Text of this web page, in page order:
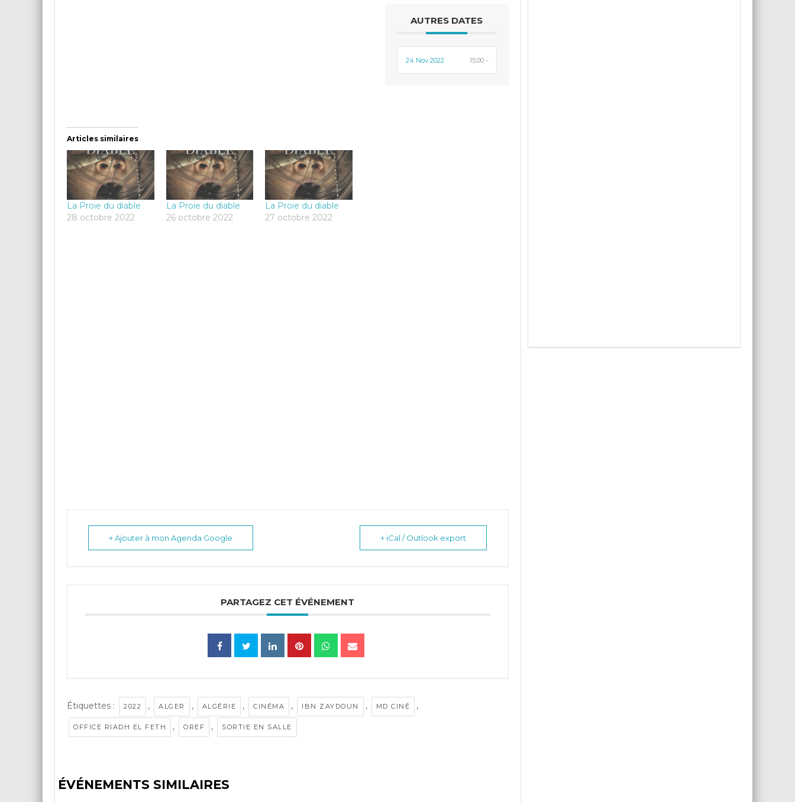
Articles similaires
La Proie du diable
28 octobre 2022
La Proie du diable
26 octobre 2022
La Proie du diable
27 octobre 2022
AUTRES DATES
24 Nov 2022 15:00 -
+ Ajouter à mon Agenda Google + iCal / Outlook export
PARTAGEZ CET ÉVÉNEMENT
Étiquettes : 2022 , ALGER , ALGÉRIE , CINÉMA , IBN ZAYDOUN , MD CINÉ ,
OFFICE RIADH EL FETH , OREF , SORTIE EN SALLE
ÉVÉNEMENTS SIMILAIRES